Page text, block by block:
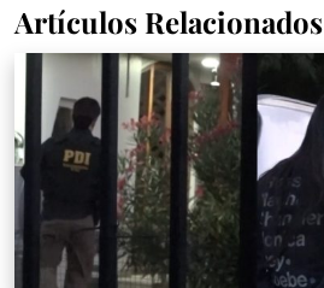
Artículos Relacionados